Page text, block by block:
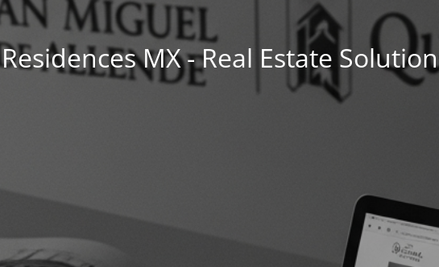
Residences MX - Real Estate